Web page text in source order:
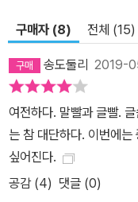
루는 난주의 병령사석굴
그 어디에서보다 실감나
립하다 사라진 것으로 알
잔편으로 남아 있는 유물
낸다. 만리장성의 서쪽
많은 사람들이 ‘답사의
원들과 그림 같은 사막
시가 되었다. 특히 중국
구매자 (8) 전체 (15)
송도둘리 2019-
여전하다. 말빨과 글빨.
는 참 대단하다. 이번에는
싶어진다.
공감 (4) 댓글 (0)